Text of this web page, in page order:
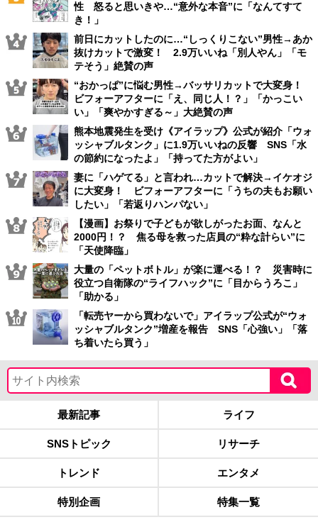
性 怒ると思いきや…“意外な本音”に「なんてすて
き！」
前日にカットしたのに…“しっくりこない”男性→あか
抜けカットで激変！ 2.9万いいね「別人やん」「モ
テそう」絶賛の声
“おかっぱ”に悩む男性→バッサリカットで大変身！
ビフォーアフターに「え、同じ人！？」「かっこい
い」「爽やかすぎる～」大絶賛の声
熊本地震発生を受け《アイラップ》公式が紹介「ウォ
ッシャブルタンク」に1.9万いいねの反響 SNS「水
の節約になったよ」「持ってた方がよい」
妻に「ハゲてる」と言われ…カットで解決→イケオジ
に大変身！ ビフォーアフターに「うちの夫もお願い
したい」「若返りハンパない」
【漫画】お祭りで子どもが欲しがったお面、なんと
2000円！？ 焦る母を救った店員の“粋な計らい”に
「天使降臨」
大量の「ペットボトル」が楽に運べる！？ 災害時に
役立つ自衛隊の“ライフハック”に「目からうろこ」
「助かる」
「転売ヤーから買わないで」アイラップ公式が“ウォ
ッシャブルタンク”増産を報告 SNS「心強い」「落
ち着いたら買う」
最新記事 ライフ
SNSトピック リサーチ
トレンド エンタメ
特別企画 特集一覧